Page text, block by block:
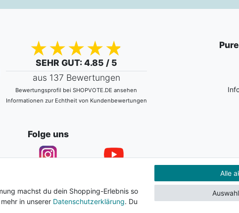
SEHR GUT: 4.85 / 5
aus 137 Bewertungen
Bewertungsprofil bei SHOPVOTE.DE ansehen
Informationen zur Echtheit von Kundenbewertungen
Folge uns
Widerrufs­recht Vertrag widerrufen
machst du dein Shopping-Erlebnis so
in unserer Datenschutzerklärung. Du
Alle